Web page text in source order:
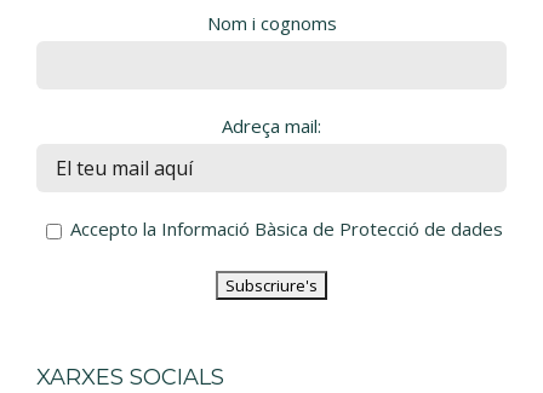
Nom i cognoms
Adreça mail:
Accepto la Informació Bàsica de Protecció de dades
XARXES SOCIALS